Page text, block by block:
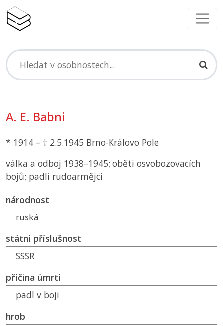
A. E. Babni
* 1914 – † 2.5.1945 Brno-Královo Pole
válka a odboj 1938–1945; oběti osvobozovacích
bojů; padlí rudoarmějci
národnost
ruská
státní příslušnost
SSSR
příčina úmrtí
padl v boji
hrob